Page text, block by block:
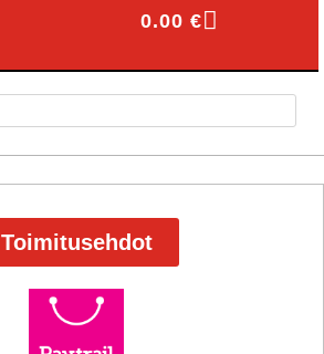
0.00 €
Toimitusehdot